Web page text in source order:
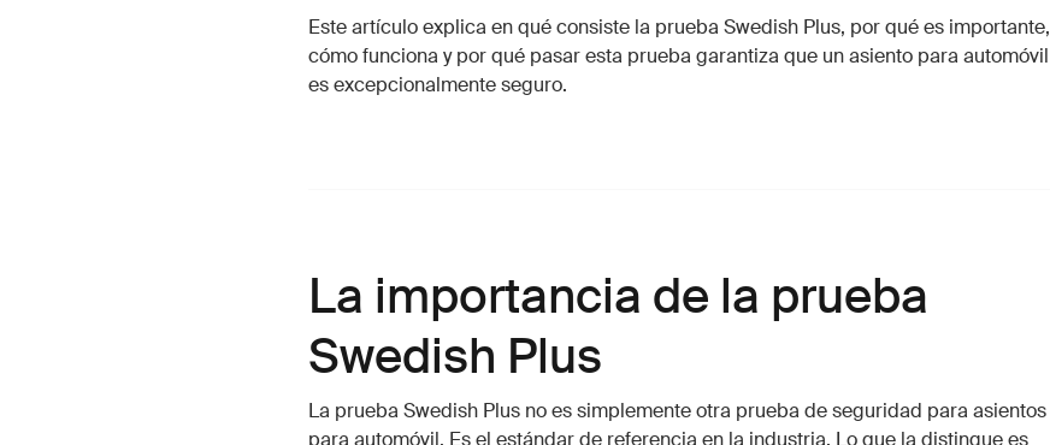
Este artículo explica en qué consiste la prueba Swedish Plus, por qué es importante,
cómo funciona y por qué pasar esta prueba garantiza que un asiento para automóvil
es excepcionalmente seguro.
La importancia de la prueba
Swedish Plus
La prueba Swedish Plus no es simplemente otra prueba de seguridad para asientos
para automóvil. Es el estándar de referencia en la industria. Lo que la distingue es